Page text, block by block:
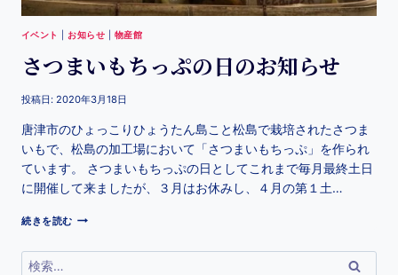
イベント お知らせ 物産館
さつまいもちっぷの日のお知らせ
投稿日: 2020年3月18日
唐津市のひょっこりひょうたん島こと松島で栽培されたさつま
いもで、松島の加工場において「さつまいもちっぷ」を作られ
ています。 さつまいもちっぷの日としてこれまで毎月最終土日
に開催して来ましたが、３月はお休みし、４月の第１土…
続きを読む